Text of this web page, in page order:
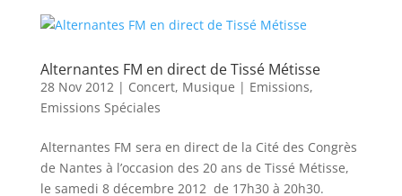
Alternantes FM en direct de Tissé Métisse
28 Nov 2012| Concert, Musique | Emissions,
Emissions Spéciales
Alternantes FM sera en direct de la Cité des Congrès
de Nantes à l’occasion des 20 ans de Tissé Métisse,
le samedi 8 décembre 2012 de 17h30 à 20h30.